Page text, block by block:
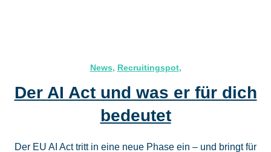
News, Recruitingspot,
Der AI Act und was er für dich
bedeutet
Der EU AI Act tritt in eine neue Phase ein – und bringt für